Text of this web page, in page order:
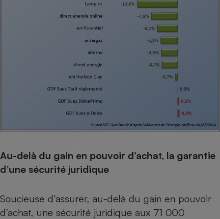
Au-delà du gain en pouvoir d’achat, la garantie
d’une sécurité juridique
Soucieuse d’assurer, au-delà du gain en pouvoir
d’achat, une sécurité juridique aux 71 000
Robot ménager